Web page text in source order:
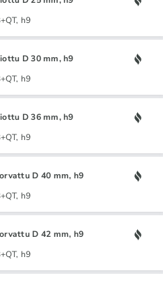
h9
D 30 mm, h9
h9
D 36 mm, h9
h9
D 40 mm, h9
h9
D 42 mm, h9
h9